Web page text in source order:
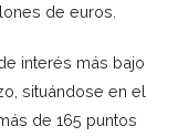
de euros.
interés más bajo
situándose en el
de 165 puntos